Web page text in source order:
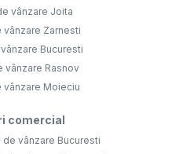
vânzare Joita
vânzare Zarnesti
Bucuresti
vânzare Rasnov
vânzare Moieciu
comercial
vânzare Bucuresti